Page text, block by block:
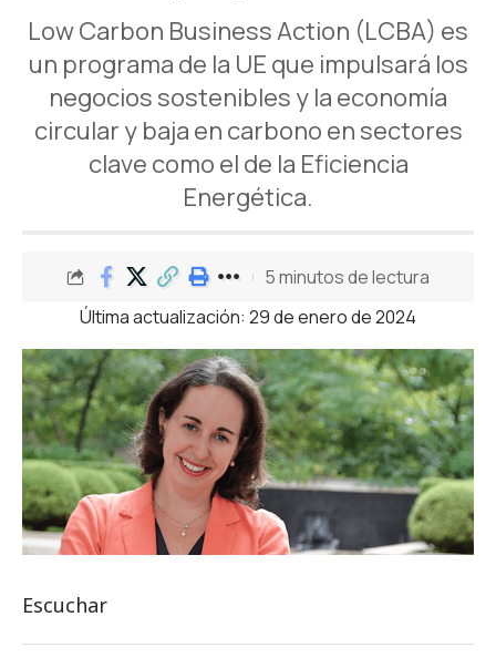
Low Carbon Business Action (LCBA) es
un programa de la UE que impulsará los
negocios sostenibles y la economía
circular y baja en carbono en sectores
clave como el de la Eficiencia
Energética.
Última actualización: 29 de enero de 2024
5 minutos de lectura
Escuchar